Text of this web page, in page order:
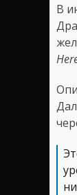
В